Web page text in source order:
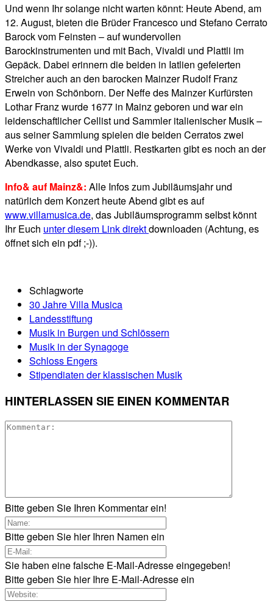
Und wenn Ihr solange nicht warten könnt: Heute Abend, am
12. August, bieten die Brüder Francesco und Stefano Cerrato
Barock vom Feinsten – auf wundervollen
Barockinstrumenten und mit Bach, Vivaldi und Plattli im
Gepäck. Dabei erinnern die beiden in Iatlien gefeierten
Streicher auch an den barocken Mainzer Rudolf Franz
Erwein von Schönborn. Der Neffe des Mainzer Kurfürsten
Lothar Franz wurde 1677 in Mainz geboren und war ein
leidenschaftlicher Cellist und Sammler italienischer Musik –
aus seiner Sammlung spielen die beiden Cerratos zwei
Werke von Vivaldi und Plattli. Restkarten gibt es noch an der
Abendkasse, also sputet Euch.
Info& auf Mainz&: Alle Infos zum Jubiläumsjahr und
natürlich dem Konzert heute Abend gibt es auf
www.villamusica.de, das Jubiläumsprogramm selbst könnt
Ihr Euch unter diesem Link direktdownloaden (Achtung, es
öffnet sich ein pdf ;-)).
Schlagworte
30 Jahre Villa Musica
Landesstiftung
Musik in Burgen und Schlössern
Musik in der Synagoge
Schloss Engers
Stipendiaten der klassischen Musik
HINTERLASSEN SIE EINEN KOMMENTAR
Bitte geben Sie Ihren Kommentar ein!
Bitte geben Sie hier Ihren Namen ein
Sie haben eine falsche E-Mail-Adresse eingegeben!
Bitte geben Sie hier Ihre E-Mail-Adresse ein